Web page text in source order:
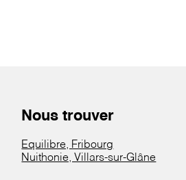
Nous trouver
Equilibre, Fribourg
Nuithonie, Villars-sur-Glâne